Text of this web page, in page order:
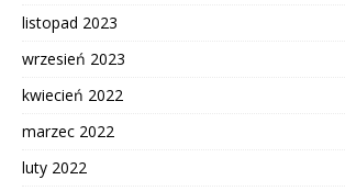
listopad 2023
wrzesień 2023
kwiecień 2022
marzec 2022
luty 2022